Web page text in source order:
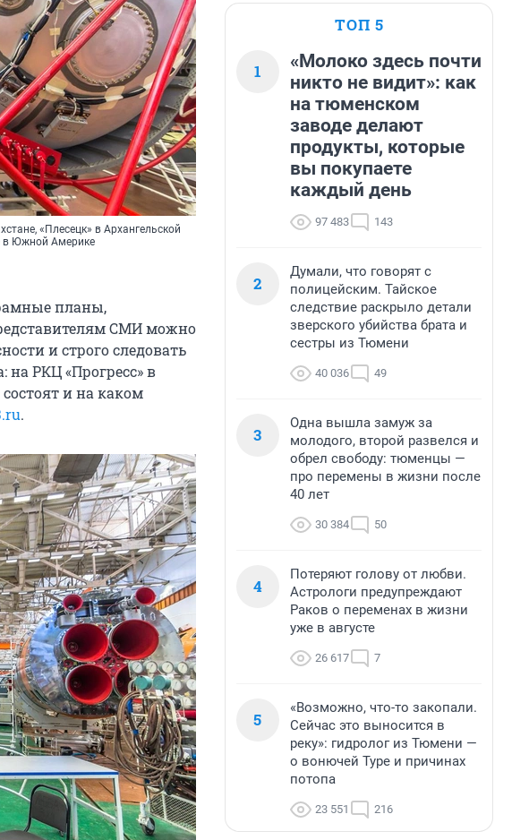
«Плесецк» в Архангельской
в Южной Америке
планы,
СМИ можно
и строго следовать
на РКЦ «Прогресс» в
и на каком
.
ТОП 5
1
«Молоко здесь почти
никто не видит»: как
на тюменском
заводе делают
продукты, которые
вы покупаете
каждый день
97 483 143
2
Думали, что говорят с
полицейским. Тайское
следствие раскрыло детали
зверского убийства брата и
сестры из Тюмени
40 036 49
3
Одна вышла замуж за
молодого, второй развелся и
обрел свободу: тюменцы —
про перемены в жизни после
40 лет
30 384 50
4
Потеряют голову от любви.
Астрологи предупреждают
Раков о переменах в жизни
уже в августе
26 617 7
5
«Возможно, что-то закопали.
Сейчас это выносится в
реку»: гидролог из Тюмени —
о вонючей Туре и причинах
потопа
23 551 216